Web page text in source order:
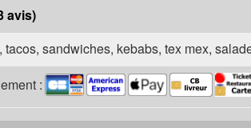
avis)
tacos, sandwiches, kebabs, tex mex,
: